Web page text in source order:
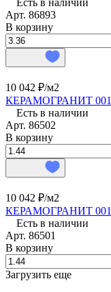
Арт. 86893
В корзину
10 042 ₽/м2
КЕРАМОГРАНИТ
Есть в наличии
Арт. 86502
В корзину
10 042 ₽/м2
КЕРАМОГРАНИТ
Есть в наличии
Арт. 86501
В корзину
Загрузить еще